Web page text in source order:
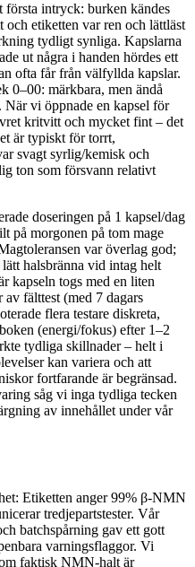
första intryck: burken kändes
och etiketten var ren och lättläst
tydligt synliga. Kapslarna
ut några i handen hördes ett
ofta får från välfyllda kapslar.
0–00: märkbara, men ändå
När vi öppnade en kapsel för
kritvitt och mycket fint – det
är typiskt för torrt,
svagt syrlig/kemisk och
ton som försvann relativt
doseringen på 1 kapsel/dag
på morgonen på tom mage
var överlag god;
halsbränna vid intag helt
kapseln togs med en liten
fälttest (med 7 dagars
flera testare diskreta,
(energi/fokus) efter 1–2
tydliga skillnader – helt i
kan variera och att
fortfarande är begränsad.
såg vi inga tydliga tecken
av innehållet under vår
Etiketten anger 99% β‑NMN
tredjepartstester. Vår
batchspårning gav ett gott
varningsflaggor. Vi
faktisk NMN‑halt är